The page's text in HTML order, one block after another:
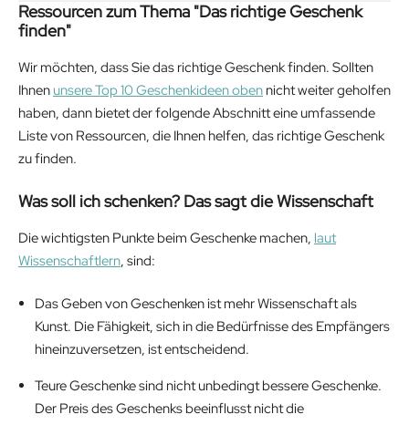
Ressourcen zum Thema "Das richtige Geschenk
finden"
Wir möchten, dass Sie das richtige Geschenk finden. Sollten
Ihnen unsere Top 10 Geschenkideen oben nicht weiter geholfen
haben, dann bietet der folgende Abschnitt eine umfassende
Liste von Ressourcen, die Ihnen helfen, das richtige Geschenk
zu finden.
Was soll ich schenken? Das sagt die Wissenschaft
Die wichtigsten Punkte beim Geschenke machen, laut
Wissenschaftlern, sind:
Das Geben von Geschenken ist mehr Wissenschaft als
Kunst. Die Fähigkeit, sich in die Bedürfnisse des Empfängers
hineinzuversetzen, ist entscheidend.
Teure Geschenke sind nicht unbedingt bessere Geschenke.
Der Preis des Geschenks beeinflusst nicht die